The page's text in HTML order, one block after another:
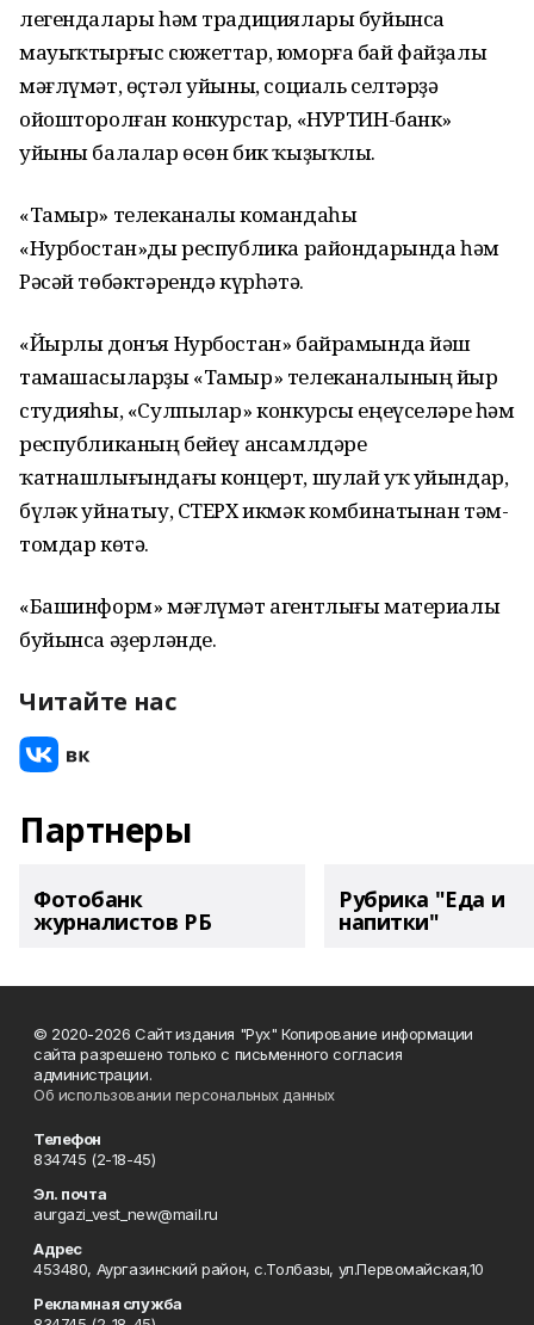
легендалары һәм традициялары буйынса
мауыҡтырғыс сюжеттар, юморға бай файҙалы
мәғлүмәт, өҫтәл уйыны, социаль селтәрҙә
ойошторолған конкурстар, «НУРТИН-банк»
уйыны балалар өсөн бик ҡыҙыҡлы.
«Тамыр» телеканалы командаһы
«Нурбостан»ды республика райондарында һәм
Рәсәй төбәктәрендә күрһәтә.
«Йырлы донъя Нурбостан» байрамында йәш
тамашасыларҙы «Тамыр» телеканалының йыр
студияһы, «Сулпылар» конкурсы еңеүселәре һәм
республиканың бейеү ансамлдәре
ҡатнашлығындағы концерт, шулай уҡ уйындар,
бүләк уйнатыу, СТЕРХ икмәк комбинатынан тәм-
томдар көтә.
«Башинформ» мәғлүмәт агентлығы материалы
буйынса әҙерләнде.
Читайте нас
Партнеры
Фотобанк
журналистов РБ
Рубрика "Еда и
напитки"
© 2020-2026 Сайт издания "Рух" Копирование информации
сайта разрешено только с письменного согласия
администрации.
Об использовании персональных данных
Телефон
834745 (2-18-45)
Эл. почта
aurgazi_vest_new@mail.ru
Адрес
453480, Аургазинский район, с.Толбазы, ул.Первомайская,10
Рекламная служба